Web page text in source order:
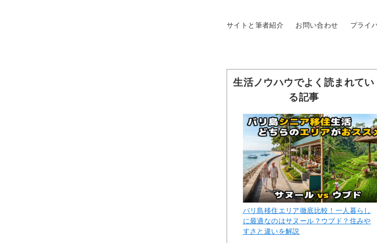
サイトと筆者紹介 お問い合わせ プライ
生活ノウハウでよく読まれてい
る記事
バリ島移住エリア徹底比較！一人暮らし
に最適なのはサヌール？ウブド？住みや
すさと違いを解説